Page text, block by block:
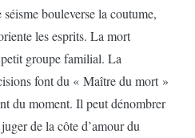
bouleverse la coutume,
les esprits. La mort
groupe familial. La
font du « Maître du mort »
du moment. Il peut dénombrer
de la côte d’amour du